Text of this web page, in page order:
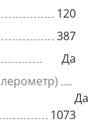
120
387
Да
Да
1073